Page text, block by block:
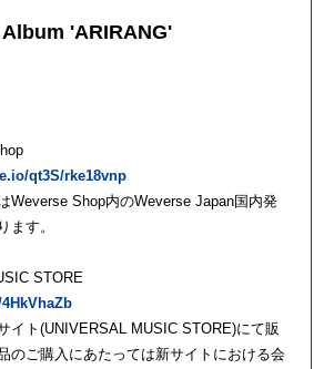
'ARIRANG'
qt3S/rke18vnp
Weverse Shop内のWeverse Japan国内発
ます。
STORE
イト(UNIVERSAL MUSIC STORE)にて販
のご購入にあたっては新サイトにおける会